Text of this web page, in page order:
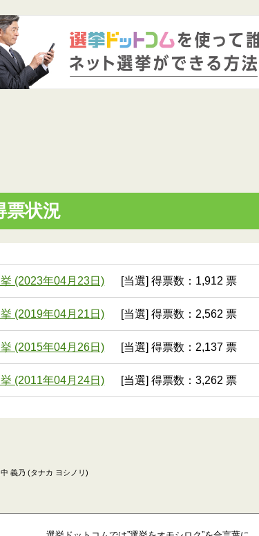
票状況
(2023年04月23日) [当選] 得票数：1,912 票
(2019年04月21日) [当選] 得票数：2,562 票
(2015年04月26日) [当選] 得票数：2,137 票
(2011年04月24日) [当選] 得票数：3,262 票
中 義乃 (タナカ ヨシノリ)